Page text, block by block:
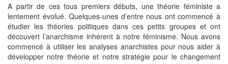
A partir de ces tous premiers débuts, une théorie féministe a
lentement évolué. Quelques-unes d’entre nous ont commencé à
étudier les théories politiques dans ces petits groupes et ont
découvert l’anarchisme inhérent à notre féminisme. Nous avons
commencé à utiliser les analyses anarchistes pour nous aider à
développer notre théorie et notre stratégie pour le changement